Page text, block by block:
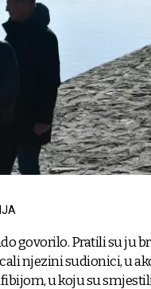
govorilo. Pratili su ju
njezini sudionici, u
u koju su